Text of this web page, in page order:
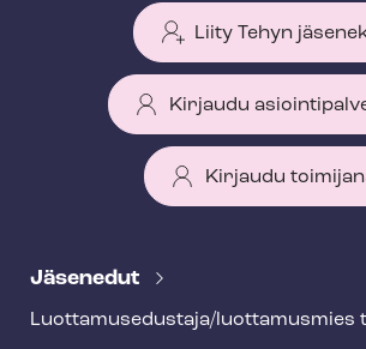
Liity Tehyn
Kirjaudu
Kirjaudu
e
Jäsenedut
Luot­ta­muse­dus­ta­ja/luottamusmies